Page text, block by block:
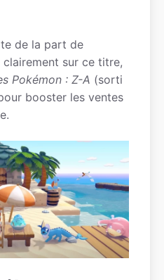
de la part de
sur ce titre,
Pokémon : Z-A (sorti
booster les ventes